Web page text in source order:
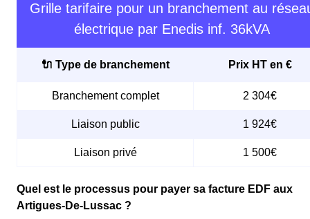
Grille tarifaire pour un branchement au
électrique par Enedis inf. 36kVA
🔌 Type de branchement Prix HT en €
Branchement complet 2 304€
Liaison public 1 924€
Liaison privé 1 500€
Quel est le processus pour payer sa facture EDF aux
Artigues-De-Lussac ?